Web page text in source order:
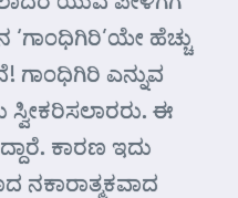
‘ಗಾಂಧಿಗಿರಿ’ಯೇ ಹೆಚ್ಚು
ಎನ್ನುವ
ಈ
ಕಾರಣ ಇದು
ನಕಾರಾತ್ಮಕವಾದ